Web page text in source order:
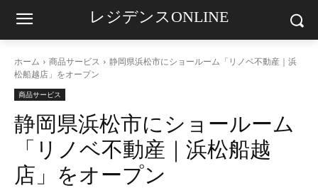
レジデンスONLINE
ホーム 商品サービス
静岡県浜松市にショールーム「リノベ不動産｜浜
松船越店」をオープン
商品サービス
静岡県浜松市にショールーム
「リノベ不動産｜浜松船越
店」をオープン